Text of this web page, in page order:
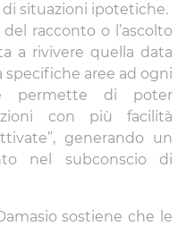
di situazioni ipotetiche.
racconto o l’ascolto
a rivivere quella data
specifiche aree ad ogni
permette di poter
con più facilità
generando un
nel subconscio di
sostiene che le